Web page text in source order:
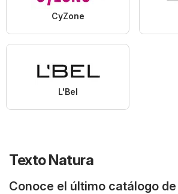
CyZone
L'Bel
Texto Natura
Conoce el último catálogo